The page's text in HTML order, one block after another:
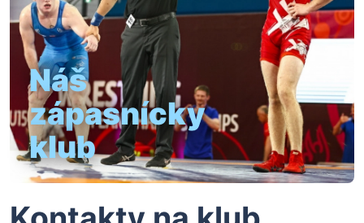
Náš
zápasnícky
klub